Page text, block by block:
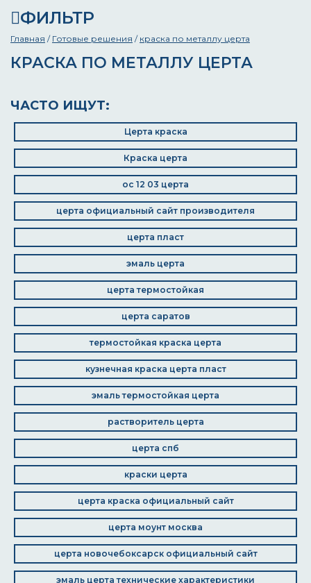
ФИЛЬТР
Главная / Готовые решения / краска по металлу церта
КРАСКА ПО МЕТАЛЛУ ЦЕРТА
ЧАСТО ИЩУТ:
Церта краска
Краска церта
ос 12 03 церта
церта официальный сайт производителя
церта пласт
эмаль церта
церта термостойкая
церта саратов
термостойкая краска церта
кузнечная краска церта пласт
эмаль термостойкая церта
растворитель церта
церта спб
краски церта
церта краска официальный сайт
церта моунт москва
церта новочебоксарск официальный сайт
эмаль церта технические характеристики